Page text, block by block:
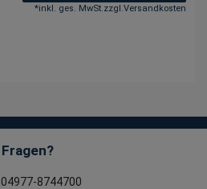
*inkl. ges. MwSt.zzgl.Versandkosten
Fragen?
04977-8744700